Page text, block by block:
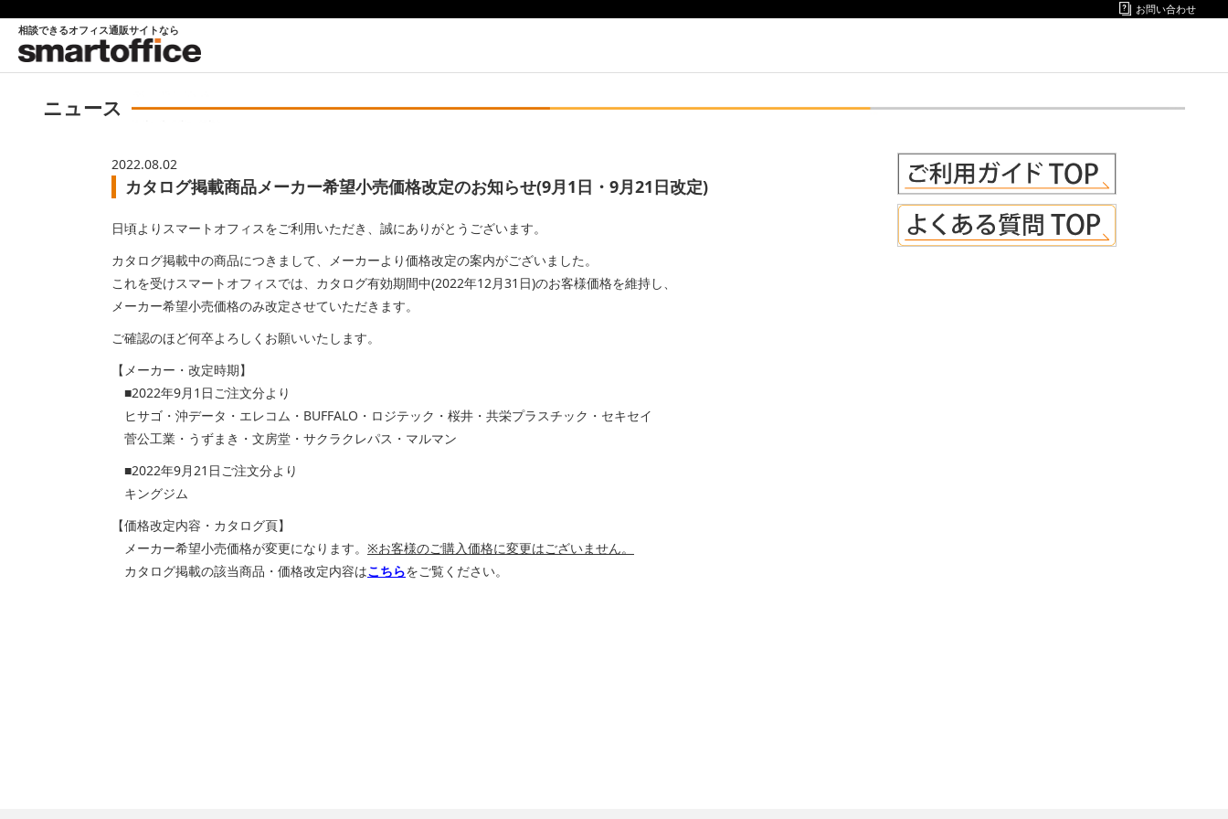
お問い合わせ
相談できるオフィス通販サイトなら
ニュース
2022.08.02
カタログ掲載商品メーカー希望小売価格改定のお知らせ(9月1日・9月21日改定)
日頃よりスマートオフィスをご利用いただき、誠にありがとうございます。
カタログ掲載中の商品につきまして、メーカーより価格改定の案内がございました。
これを受けスマートオフィスでは、カタログ有効期間中(2022年12月31日)のお客様価格を維持し、
メーカー希望小売価格のみ改定させていただきます。
ご確認のほど何卒よろしくお願いいたします。
【メーカー・改定時期】
■2022年9月1日ご注文分より
ヒサゴ・沖データ・エレコム・BUFFALO・ロジテック・桜井・共栄プラスチック・セキセイ
菅公工業・うずまき・文房堂・サクラクレパス・マルマン
■2022年9月21日ご注文分より
キングジム
【価格改定内容・カタログ頁】
メーカー希望小売価格が変更になります。 ※お客様のご購入価格に変更はございません。
カタログ掲載の該当商品・価格改定内容はこちらをご覧ください。